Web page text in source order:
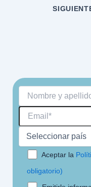
Aceptar la
obligatorio)